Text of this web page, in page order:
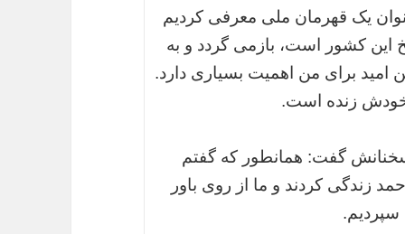
یک قهرمان ملی معرفی کردیم
این کشور است، بازمی گردد و به
امید برای من اهمیت بسیاری دارد.
خودش زنده است.
سخنانش گفت: همانطور که گفتم
زندگی کردند و ما از روی باور
سپردیم.